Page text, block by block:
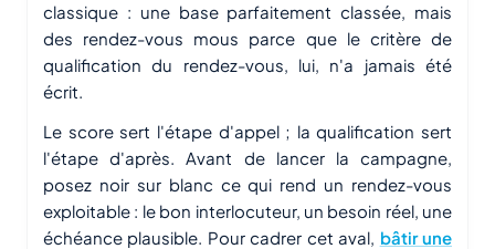
classique : une base parfaitement classée, mais
des rendez-vous mous parce que le critère de
qualification du rendez-vous, lui, n'a jamais été
écrit.
Le score sert l'étape d'appel ; la qualification sert
l'étape d'après. Avant de lancer la campagne,
posez noir sur blanc ce qui rend un rendez-vous
exploitable : le bon interlocuteur, un besoin réel, une
échéance plausible. Pour cadrer cet aval, bâtir une